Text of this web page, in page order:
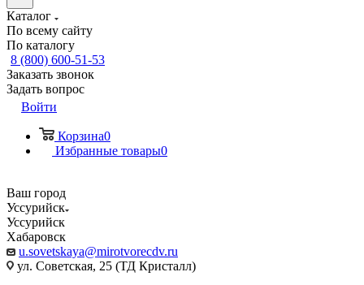
Каталог
По всему сайту
По каталогу
8 (800) 600-51-53
Заказать звонок
Задать вопрос
Войти
Корзина0
Избранные товары0
Ваш город
Уссурийск
Уссурийск
Хабаровск
u.sovetskaya@mirotvorecdv.ru
ул. Советская, 25 (ТД Кристалл)